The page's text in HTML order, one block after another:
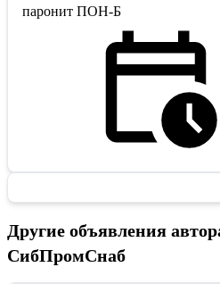
паронит ПОН-Б
Другие объявления
СибПромСнаб